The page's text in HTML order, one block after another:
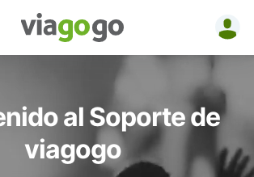
Entradas
para
Conciertos,
al Soporte de
viagogo